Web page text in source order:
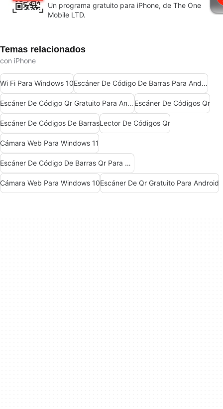
Un programa gratuito para iPhone, de The One
Mobile LTD.
Temas relacionados
con iPhone
Wi Fi Para Windows 10 Escáner De Código De Barras Para Android
Escáner De Código Qr Gratuito Para Android Escáner De Códigos Qr
Escáner De Códigos De BarrasLector De Códigos Qr
Cámara Web Para Windows 11
Escáner De Código De Barras Qr Para Android
Cámara Web Para Windows 10Escáner De Qr Gratuito Para Android